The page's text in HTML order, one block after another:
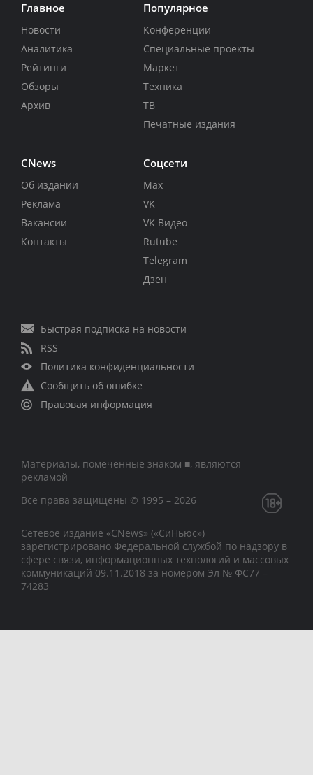
Главное
Новости
Аналитика
Рейтинги
Обзоры
Архив
Популярное
Конференции
Специальные проекты
Маркет
Техника
ТВ
Печатные издания
CNews
Об издании
Реклама
Вакансии
Контакты
Соцсети
Max
VK
VK Видео
Rutube
Telegram
Дзен
Быстрая подписка на новости
RSS
Политика конфиденциальности
Сообщить об ошибке
Правовая информация
Материалы, помеченные знаком ■, являются
рекламой
Все права защищены © 1995 – 2026
Сетевое издание «CNews» («СиНьюс»)
зарегистрировано Федеральной службой по надзору в
сфере связи, информационных технологий и массовых
коммуникаций 09.11.2018 за номером Эл № ФС77 –
74283